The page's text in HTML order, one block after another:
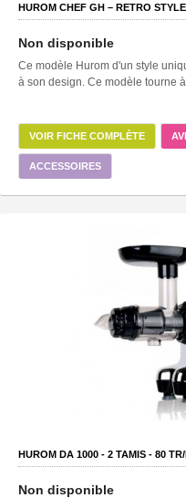
HUROM CHEF GH – RETRO
Non disponible
Ce modèle Hurom d'un style
à son design. Ce modèle tourne
VOIR FICHE COMPLÈTE
ACCESSOIRES
HUROM DA 1000 - 2 TAMIS - 80
Non disponible